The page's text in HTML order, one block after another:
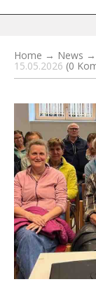
Home → News →
15.05.2026 (0